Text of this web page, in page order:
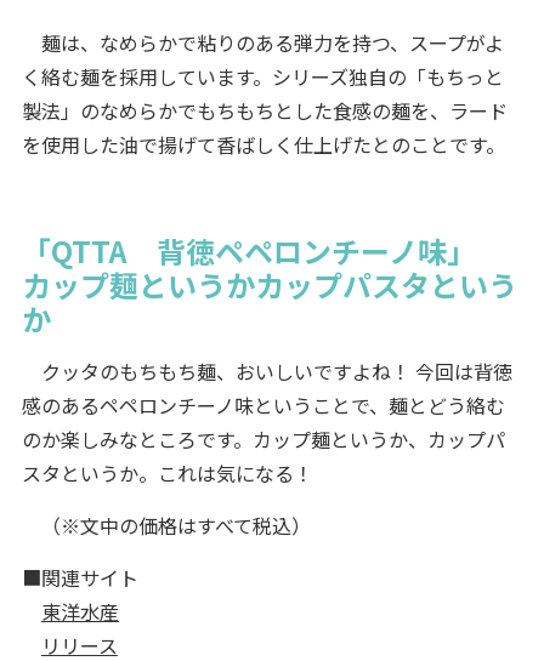
麺は、なめらかで粘りのある弾力を持つ、スープがよ
く絡む麺を採用しています。シリーズ独自の「もちっと
製法」のなめらかでもちもちとした食感の麺を、ラード
を使用した油で揚げて香ばしく仕上げたとのことです。
「QTTA 背徳ペペロンチーノ味」
カップ麺というかカップパスタという
か
クッタのもちもち麺、おいしいですよね！ 今回は背徳
感のあるペペロンチーノ味ということで、麺とどう絡む
のか楽しみなところです。カップ麺というか、カップパ
スタというか。これは気になる！
（※文中の価格はすべて税込）
■関連サイト
東洋水産
リリース